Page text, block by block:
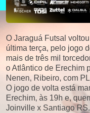
O Jaraguá Futsal voltou
última terça, pelo jogo
mais de três mil
o Atlântico de Erechim
Nenen, Ribeiro, com
O jogo de volta está
Erechim, às 19h e,
Joinville x Santiago RS.